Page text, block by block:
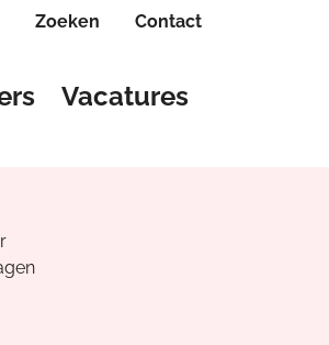
Zoeken Contact
Vacatures